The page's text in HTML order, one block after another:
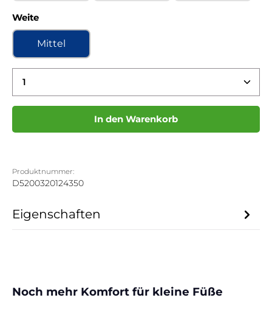
Weiteauswählen
Mittel
Produkt Anzahl: Gib den gewünschten Wert
In den Warenkorb
Produktnummer:
D5200320124350
Eigenschaften
Produktgalerie überspringen
Noch mehr Komfort für kleine Füße